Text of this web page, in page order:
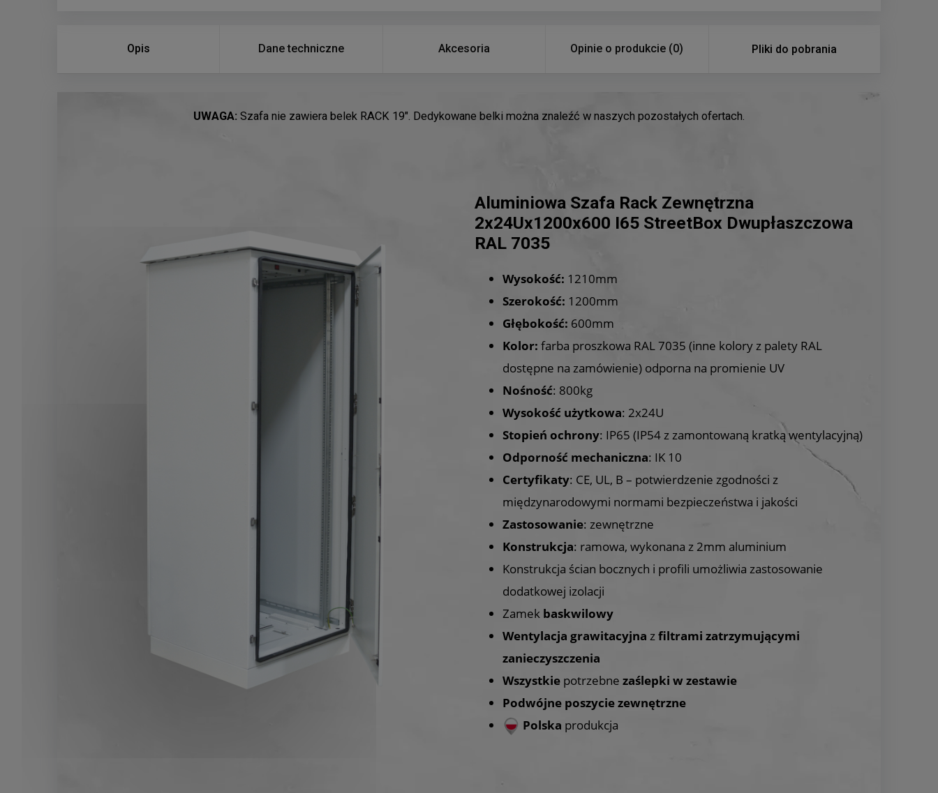
Opis Dane techniczne Akcesoria Opinie o produkcie (0) Pliki do pobrania
UWAGA: Szafa nie zawiera belek RACK 19". Dedykowane belki można znaleźć w naszych pozostałych ofertach.
Aluminiowa Szafa Rack Zewnętrzna
2x24Ux1200x600 I65 StreetBox Dwupłaszczowa
RAL 7035
Wysokość: 1210mm
Szerokość: 1200mm
Głębokość: 600mm
Kolor: farba proszkowa RAL 7035 (inne kolory z palety RAL
dostępne na zamówienie) odporna na promienie UV
Nośność: 800kg
Wysokość użytkowa: 2x24U
Stopień ochrony: IP65 (IP54 z zamontowaną kratką wentylacyjną)
Odporność mechaniczna: IK 10
Certyfikaty: CE, UL, B – potwierdzenie zgodności z
międzynarodowymi normami bezpieczeństwa i jakości
Zastosowanie: zewnętrzne
Konstrukcja: ramowa, wykonana z 2mm aluminium
Konstrukcja ścian bocznych i profili umożliwia zastosowanie
dodatkowej izolacji
Zamek baskwilowy
Wentylacja grawitacyjna zfiltrami zatrzymującymi
zanieczyszczenia
Wszystkie potrzebne zaślepki w zestawie
Podwójne poszycie zewnętrzne
Polska produkcja